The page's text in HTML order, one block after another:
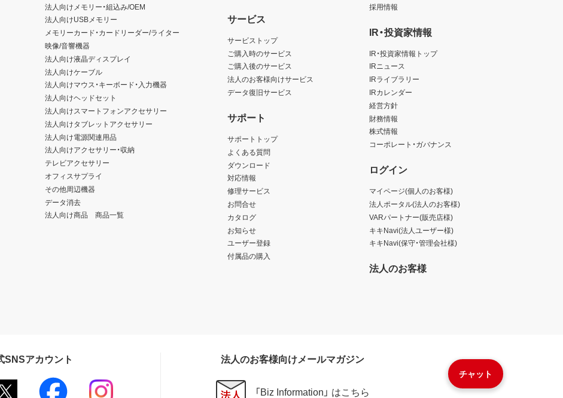
チャット
法人向けメモリー・組込み/OEM
法人向けUSBメモリー
メモリーカード・カードリーダー/ライター
映像/音響機器
法人向け液晶ディスプレイ
法人向けケーブル
法人向けマウス・キーボード・入力機器
法人向けヘッドセット
法人向けスマートフォンアクセサリー
法人向けタブレットアクセサリー
法人向け電源関連用品
法人向けアクセサリー・収納
テレビアクセサリー
オフィスサプライ
その他周辺機器
データ消去
法人向け商品 商品一覧
サービス
サービストップ
ご購入時のサービス
ご購入後のサービス
法人のお客様向けサービス
データ復旧サービス
サポート
サポートトップ
よくある質問
ダウンロード
対応情報
修理サービス
お問合せ
カタログ
お知らせ
ユーザー登録
付属品の購入
採用情報
IR・投資家情報
IR・投資家情報トップ
IRニュース
IRライブラリー
IRカレンダー
経営方針
財務情報
株式情報
コーポレート・ガバナンス
ログイン
マイページ(個人のお客様)
法人ポータル(法人のお客様)
VARパートナー(販売店様)
キキNavi(法人ユーザー様)
キキNavi(保守・管理会社様)
法人のお客様
SNSアカウント 法人のお客様向けメールマガジン
「Biz Information」 はこちら